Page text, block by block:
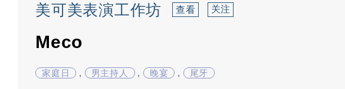
美可美表演工作坊 查看 关注
Meco
家庭日 , 男主持人 , 晚宴 , 尾牙